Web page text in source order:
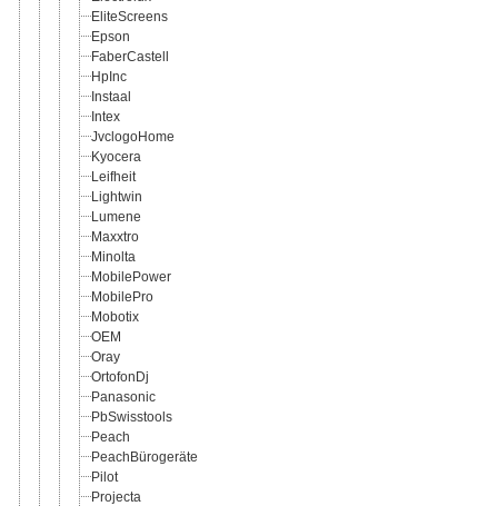
EliteScreens
Epson
FaberCastell
HpInc
Instaal
Intex
JvclogoHome
Kyocera
Leifheit
Lightwin
Lumene
Maxxtro
Minolta
MobilePower
MobilePro
Mobotix
OEM
Oray
OrtofonDj
Panasonic
PbSwisstools
Peach
PeachBürogeräte
Pilot
Projecta